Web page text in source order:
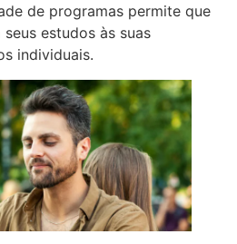
de programas permite que
estudos às suas
individuais.